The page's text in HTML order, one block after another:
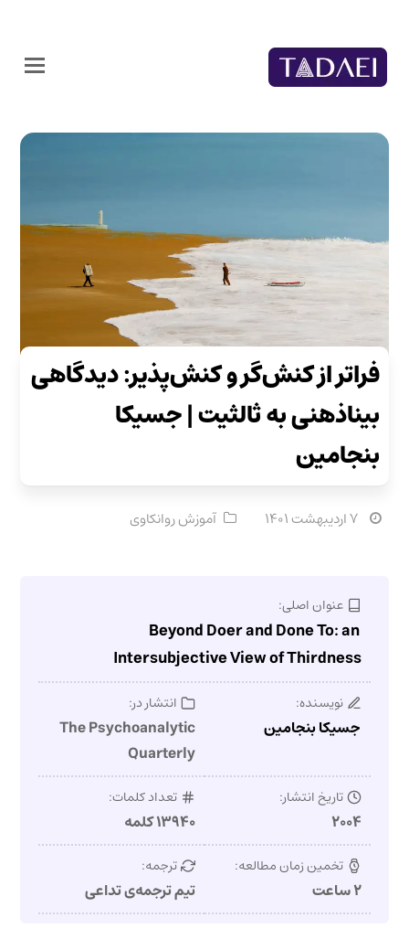
فراتر از کنش‌گر و کنش‌پذیر: دیدگاهی
بیناذهنی به ثالثیت | جسیکا
بنجامین
۷ اردیبهشت ۱۴۰۱ آموزش روانکاوی
عنوان اصلی:
Beyond Doer and Done To: an
Intersubjective View of Thirdness
نویسنده:
جسیکا بنجامین
انتشار در:
The Psychoanalytic
Quarterly
تاریخ انتشار:
۲۰۰۴
تعداد کلمات:
۱۳۹۴۰ کلمه
تخمین زمان مطالعه:
۲ ساعت
ترجمه:
تیم ترجمه‌ی تداعی